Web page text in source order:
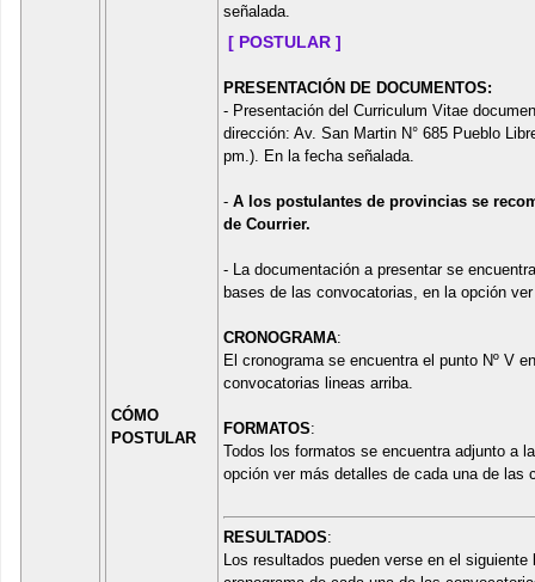
CÓMO
POSTULAR
señalada.
[ POSTULAR ]
PRESENTACIÓN DE DOCUMENTOS:
- Presentación del Curriculum Vitae
dirección: Av. San Martin N° 685 Pueblo
pm.). En la fecha señalada.
-A los postulantes de provincias se
de Courrier.
- La documentación a presentar se
bases de las convocatorias, en la opción
CRONOGRAMA:
El cronograma se encuentra el punto Nº V
convocatorias lineas arriba.
FORMATOS:
Todos los formatos se encuentra adjunto a
opción ver más detalles de cada una de las
RESULTADOS:
Los resultados pueden verse en el